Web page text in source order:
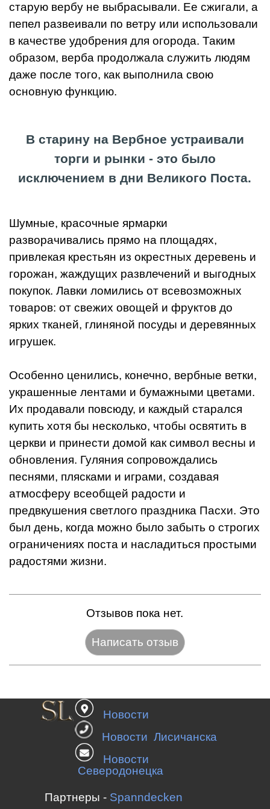
старую вербу не выбрасывали. Ее сжигали, а
пепел развеивали по ветру или использовали
в качестве удобрения для огорода. Таким
образом, верба продолжала служить людям
даже после того, как выполнила свою
основную функцию.
В старину на Вербное устраивали
торги и рынки - это было
исключением в дни Великого Поста.
Шумные, красочные ярмарки
разворачивались прямо на площадях,
привлекая крестьян из окрестных деревень и
горожан, жаждущих развлечений и выгодных
покупок. Лавки ломились от всевозможных
товаров: от свежих овощей и фруктов до
ярких тканей, глиняной посуды и деревянных
игрушек.
Особенно ценились, конечно, вербные ветки,
украшенные лентами и бумажными цветами.
Их продавали повсюду, и каждый старался
купить хотя бы несколько, чтобы освятить в
церкви и принести домой как символ весны и
обновления. Гуляния сопровождались
песнями, плясками и играми, создавая
атмосферу всеобщей радости и
предвкушения светлого праздника Пасхи. Это
был день, когда можно было забыть о строгих
ограничениях поста и насладиться простыми
радостями жизни.
Отзывов пока нет.
Новости
Новости Лисичанска
Новости
Северодонецка
Партнеры - Spanndecken